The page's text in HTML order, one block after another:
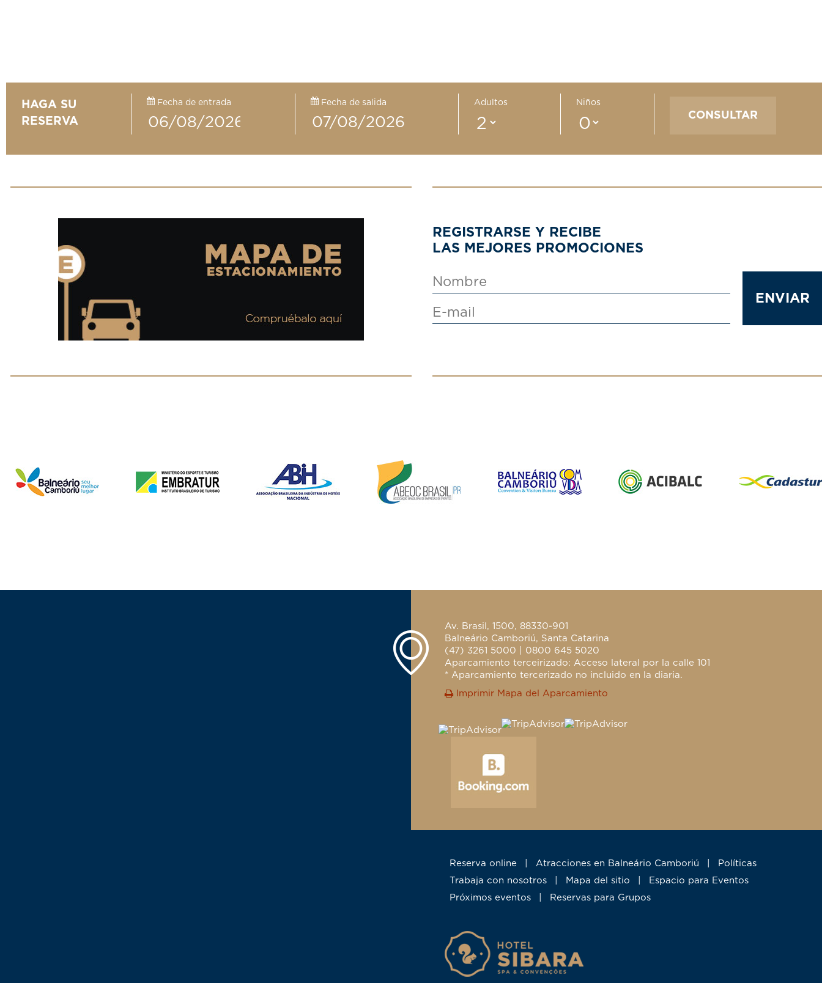
HAGA SU
RESERVA
Fecha de entrada Fecha de salida Adultos Niños
REGISTRARSE Y RECIBE
LAS MEJORES PROMOCIONES
ENVIAR
Av. Brasil, 1500, 88330-901
Balneário Camboriú, Santa Catarina
(47) 3261 5000 | 0800 645 5020
Aparcamiento terceirizado: Acceso lateral por la calle 101
* Aparcamiento tercerizado no incluido en la diaria.
Imprimir Mapa del Aparcamiento
Reserva online Atracciones en Balneário Camboriú
Políticas
Trabaja con nosotros
Mapa del sitio
Espacio para Eventos
Próximos eventos
Reservas para Grupos